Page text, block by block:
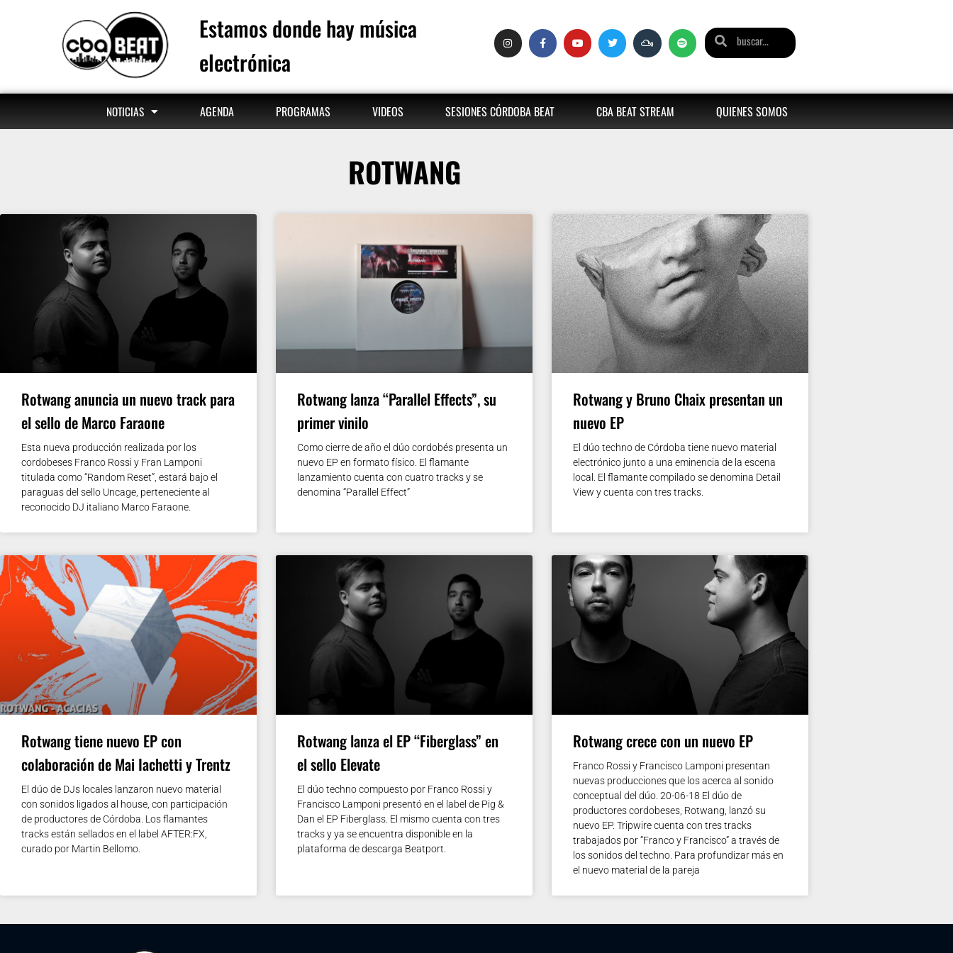
Estamos donde hay música
electrónica
NOTICIAS AGENDA PROGRAMAS VIDEOS SESIONES CÓRDOBA BEAT CBA BEAT STREAM QUIENES SOMOS
ROTWANG
Rotwang anuncia un nuevo track para
el sello de Marco Faraone
Esta nueva producción realizada por los
cordobeses Franco Rossi y Fran Lamponi
titulada como “Random Reset”, estará bajo el
paraguas del sello Uncage, perteneciente al
reconocido DJ italiano Marco Faraone.
Rotwang lanza “Parallel Effects”, su
primer vinilo
Como cierre de año el dúo cordobés presenta un
nuevo EP en formato físico. El flamante
lanzamiento cuenta con cuatro tracks y se
denomina “Parallel Effect”
Rotwang y Bruno Chaix presentan un
nuevo EP
El dúo techno de Córdoba tiene nuevo material
electrónico junto a una eminencia de la escena
local. El flamante compilado se denomina Detail
View y cuenta con tres tracks.
Rotwang tiene nuevo EP con
colaboración de Mai Iachetti y Trentz
El dúo de DJs locales lanzaron nuevo material
con sonidos ligados al house, con participación
de productores de Córdoba. Los flamantes
tracks están sellados en el label AFTER:FX,
curado por Martin Bellomo.
Rotwang lanza el EP “Fiberglass” en
el sello Elevate
El dúo techno compuesto por Franco Rossi y
Francisco Lamponi presentó en el label de Pig &
Dan el EP Fiberglass. El mismo cuenta con tres
tracks y ya se encuentra disponible en la
plataforma de descarga Beatport.
Rotwang crece con un nuevo EP
Franco Rossi y Francisco Lamponi presentan
nuevas producciones que los acerca al sonido
conceptual del dúo. 20-06-18 El dúo de
productores cordobeses, Rotwang, lanzó su
nuevo EP. Tripwire cuenta con tres tracks
trabajados por “Franco y Francisco” a través de
los sonidos del techno. Para profundizar más en
el nuevo material de la pareja